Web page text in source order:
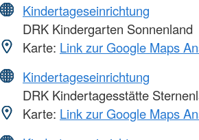
Kindertageseinrichtung
DRK Kindergarten Sonnenland
Karte: Link zur Google Maps
Kindertageseinrichtung
DRK Kindertagesstätte
Karte: Link zur Google Maps